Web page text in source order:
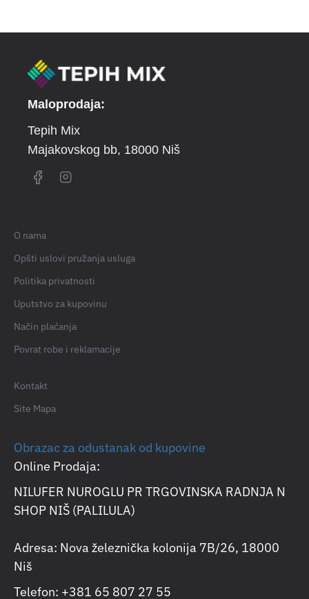
Maloprodaja:
Tepih Mix
Majakovskog bb, 18000 Niš
O nama
Opšti uslovi pružanja usluga
Politika privatnosti
Uputstvo za kupovinu
Način plaćanja
Povrat robe i reklamacije
Kontakt
Site Mapa
Obrazac za odustanak od kupovine
Online Prodaja:
NILUFER NUROGLU PR TRGOVINSKA RADNJA N
SHOP NIŠ (PALILULA)
Adresa: Nova železnička kolonija 7B/26, 18000
Niš
Telefon: +381 65 807 27 55